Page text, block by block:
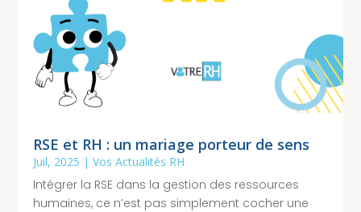
RSE et RH : un mariage porteur de sens
Juil, 2025 |Vos Actualités RH
Intégrer la RSE dans la gestion des ressources
humaines, ce n’est pas simplement cocher une